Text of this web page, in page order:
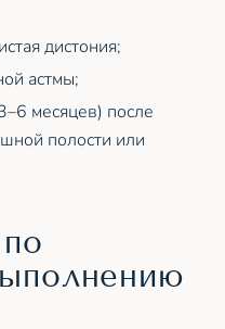
дистония;
астмы;
месяцев) после
полости или